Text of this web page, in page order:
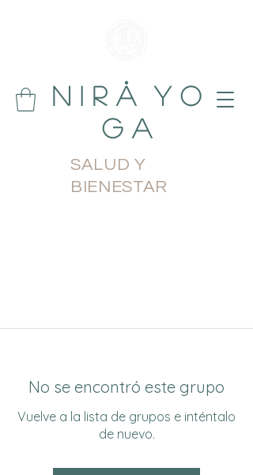
N i r å Y o
g a
SALUD Y
BIENESTAR
No se encontró este grupo
Vuelve a la lista de grupos e inténtalo
de nuevo.